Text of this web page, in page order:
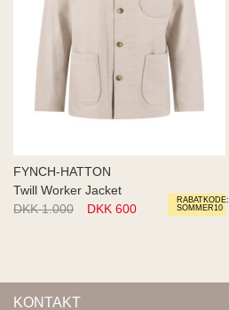
RABATKODE:
SOMMER10
FYNCH-HATTON
Twill Worker Jacket
DKK 1.000
DKK 600
KONTAKT